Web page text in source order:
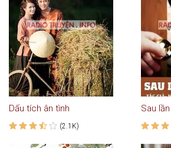
Dấu tích ân tình
(2.1K)
Sau